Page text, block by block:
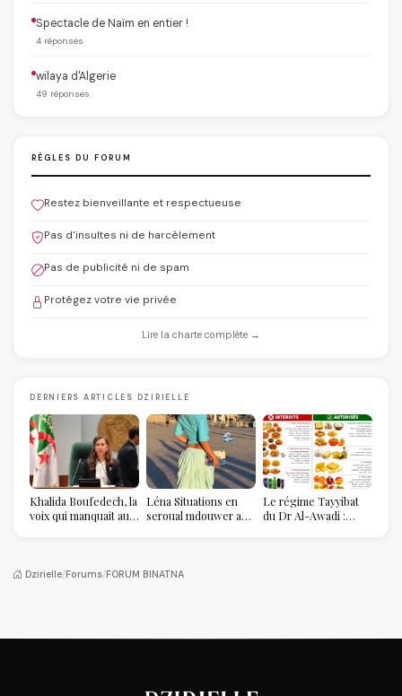
Spectacle de Naïm en entier !
4 réponses
wilaya d'Algerie
49 réponses
RÈGLES DU FORUM
Restez bienveillante et respectueuse
Pas d'insultes ni de harcèlement
Pas de publicité ni de spam
Protégez votre vie privée
Lire la charte complète →
DERNIERS ARTICLES DZIRIELLE
Khalida Boufedech, la
voix qui manquait au
Léna Situations en
seroual mdouwer au
pièce mode de l'été
Le régime Tayyibat
du Dr Al-Awadi :
Dzirielle/Forums/FORUM BINATNA